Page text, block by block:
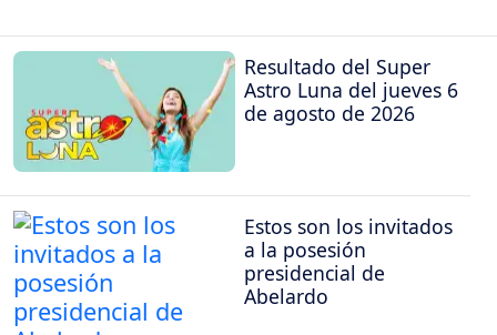
Resultado del Super
Astro Luna del jueves 6
de agosto de 2026
Estos son los invitados
a la posesión
presidencial de
Abelardo